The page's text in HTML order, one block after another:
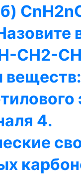
CH2-
4.